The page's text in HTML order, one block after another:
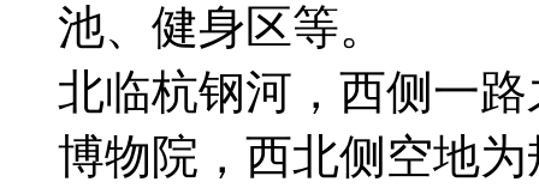
池、健身区等。
北临杭钢河，西侧一
博物院，西北侧空地